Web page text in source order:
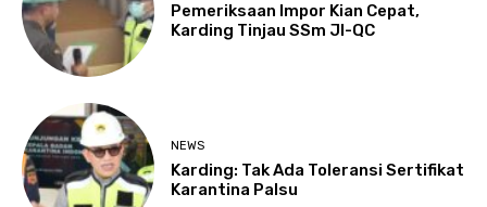
Pemeriksaan Impor Kian Cepat,
Karding Tinjau SSm JI-QC
NEWS
Karding: Tak Ada Toleransi Sertifikat
Karantina Palsu